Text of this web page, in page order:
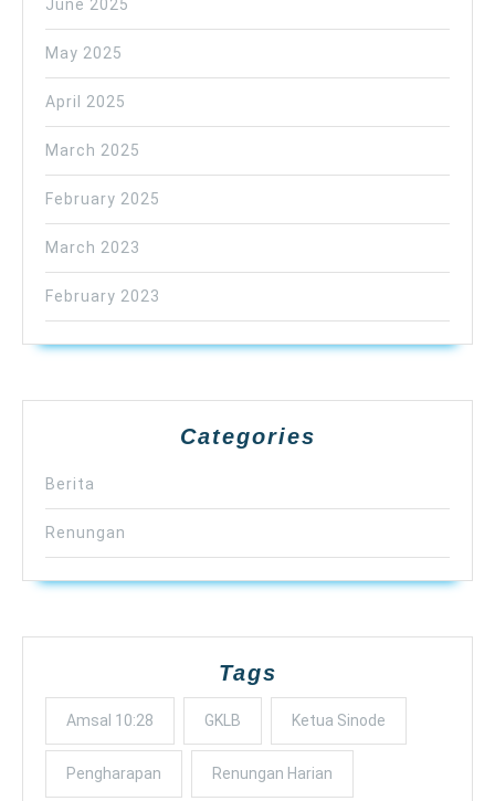
June 2025
May 2025
April 2025
March 2025
February 2025
March 2023
February 2023
Categories
Berita
Renungan
Tags
Amsal 10:28 GKLB Ketua Sinode
Pengharapan Renungan Harian